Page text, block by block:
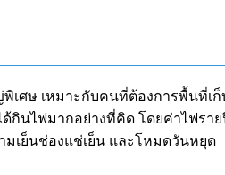
ญ่พิเศษ เหมาะกับคนที่ต้องการพื้
นไฟมากอย่างที่คิด โดยค่าไฟร
มเย็นช่องแช่เย็น และโหมดวันหยุด